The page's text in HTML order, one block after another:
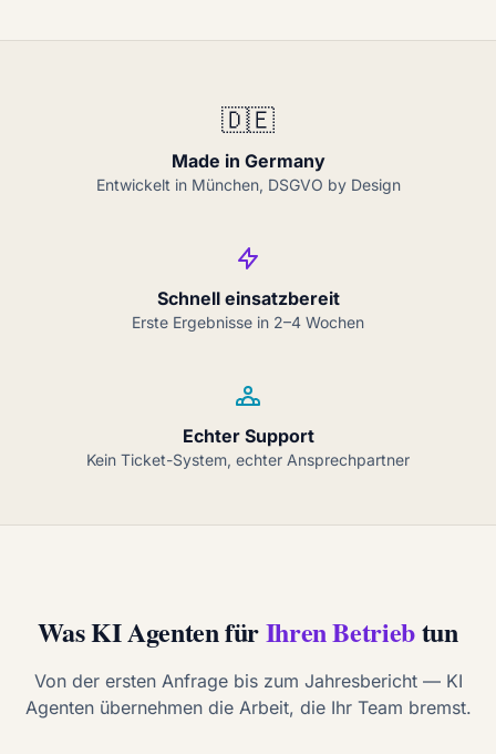
🇩🇪
Made in Germany
Entwickelt in München, DSGVO by Design
Schnell einsatzbereit
Erste Ergebnisse in 2–4 Wochen
Echter Support
Kein Ticket-System, echter Ansprechpartner
Was KI Agenten fürIhren Betriebtun
Von der ersten Anfrage bis zum Jahresbericht — KI
Agenten übernehmen die Arbeit, die Ihr Team bremst.